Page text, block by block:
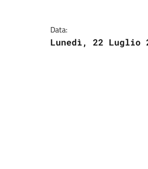
Data:
Lunedì, 22 Luglio